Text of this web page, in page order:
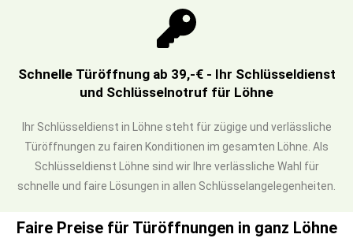
Schnelle Türöffnung ab 39,-€ - Ihr Schlüsseldienst
und Schlüsselnotruf für Löhne
Ihr Schlüsseldienst in Löhne steht für zügige und verlässliche
Türöffnungen zu fairen Konditionen im gesamten Löhne. Als
Schlüsseldienst Löhne sind wir Ihre verlässliche Wahl für
schnelle und faire Lösungen in allen Schlüsselangelegenheiten.
Faire Preise für Türöffnungen in ganz Löhne